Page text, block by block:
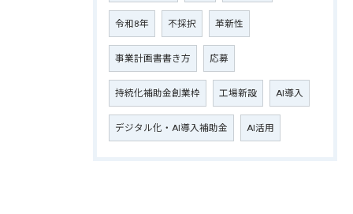
令和8年 不採択 革新性
事業計画書書き方 応募
持続化補助金創業枠 工場新設 AI導入
デジタル化・AI導入補助金 AI活用